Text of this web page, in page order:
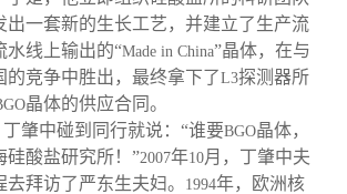
出一套新的生长工艺，并建立了生产流
水线上输出的“Made in China”晶体，在与
的竞争中胜出，最终拿下了L3探测器所
晶体的供应合同。
肇中碰到同行就说：“谁要BGO晶体，
硅酸盐研究所！”2007年10月，丁肇中夫
拜访了严东生夫妇。
1994年，欧洲核